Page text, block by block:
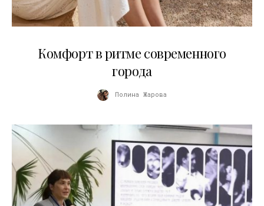
Комфорт в ритме современного
города
Полина Жарова